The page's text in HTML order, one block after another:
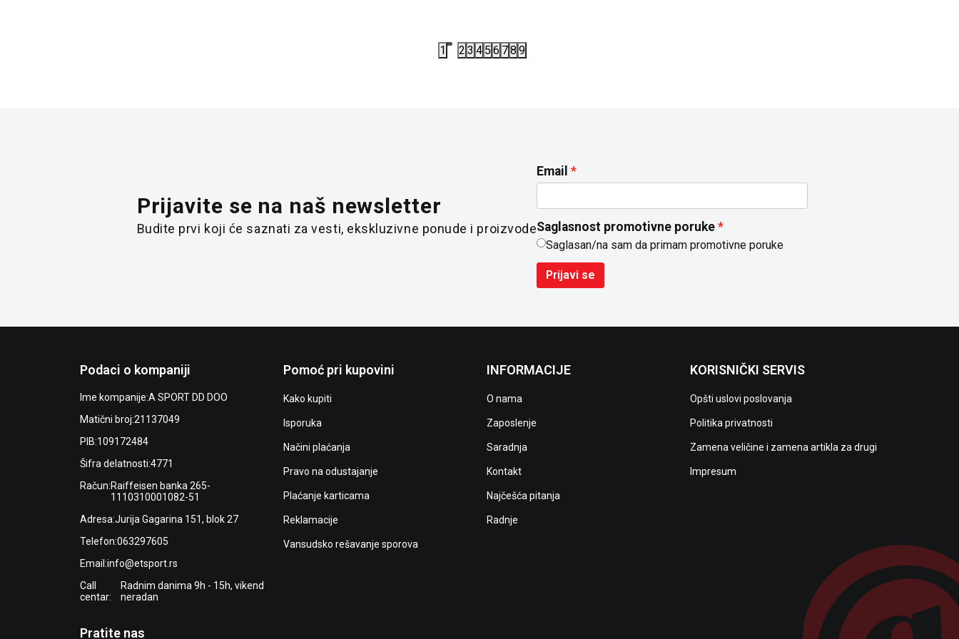
1 2 3 4 5 6 78 9
Prijavite se na naš newsletter
Budite prvi koji će saznati za vesti, ekskluzivne ponude i proizvode
Email
Saglasnost promotivne poruke
Saglasan/na sam da primam promotivne poruke
Prijavi se
Podaci o kompaniji
Ime kompanije:A SPORT DD DOO
Matični broj:21137049
PIB:109172484
Šifra delatnosti:4771
Račun:Raiffeisen banka 265-
1110310001082-51
Adresa:Jurija Gagarina 151, blok 27
Telefon:063297605
Email:info@etsport.rs
Call
centar:
Radnim danima 9h - 15h, vikend
neradan
Pomoć pri kupovini
Kako kupiti
Isporuka
Načini plaćanja
Pravo na odustajanje
Plaćanje karticama
Reklamacije
Vansudsko rešavanje sporova
INFORMACIJE
O nama
Zaposlenje
Saradnja
Kontakt
Najčešća pitanja
Radnje
KORISNIČKI SERVIS
Opšti uslovi poslovanja
Politika privatnosti
Zamena veličine i zamena artikla za drugi
Impresum
Pratite nas